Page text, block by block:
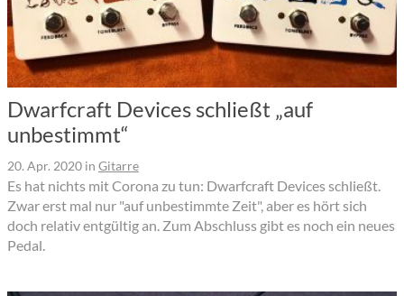
Dwarfcraft Devices schließt „auf
unbestimmt“
20. Apr. 2020 in Gitarre
Es hat nichts mit Corona zu tun: Dwarfcraft Devices schließt.
Zwar erst mal nur "auf unbestimmte Zeit", aber es hört sich
doch relativ entgültig an. Zum Abschluss gibt es noch ein neues
Pedal.